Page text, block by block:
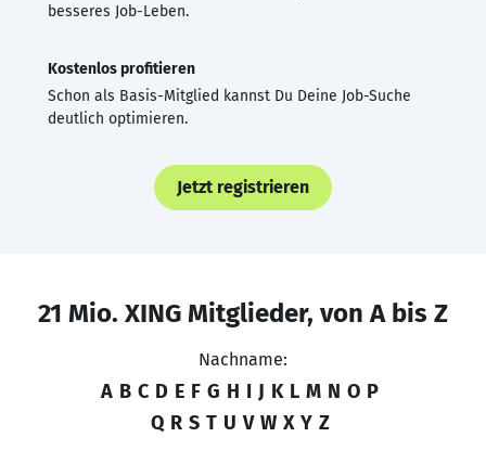
besseres Job-Leben.
Kostenlos profitieren
Schon als Basis-Mitglied kannst Du Deine Job-Suche
deutlich optimieren.
Jetzt registrieren
21 Mio. XING Mitglieder, von A bis Z
Nachname:
A B C D E F G H I J K L M N O P
Q R S T U V W X Y Z